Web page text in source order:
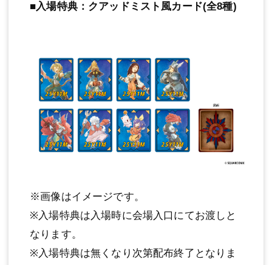
■入場特典：クアッドミスト風カード(全8種)
※画像はイメージです。
※入場特典は入場時に会場入口にてお渡しと
なります。
※入場特典は無くなり次第配布終了となりま